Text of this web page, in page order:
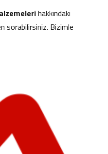
hakkındaki
sorabilirsiniz. Bizimle